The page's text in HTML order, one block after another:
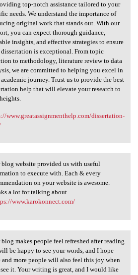
top-notch assistance tailored to your
needs. We understand the importance of
original work that stands out. With our
you can expect thorough guidance,
insights, and effective strategies to ensure
is exceptional. From topic
to methodology, literature review to data
we are committed to helping you excel in
journey. Trust us to provide the best
help that will elevate your research to
www.greatassignmenthelp.com/dissertation-
website provided us
blog website provided us with useful
to execute with. Each & every
on your website is awesome.
a lot for talking about
www.karokonnect.com/
makes people feel
makes people feel refreshed after reading
be happy to see your words, and I hope
and more people will also feel this joy when
it. Your writing is great, and I would like